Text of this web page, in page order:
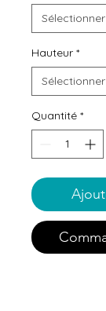
Hauteur *
Quantité *